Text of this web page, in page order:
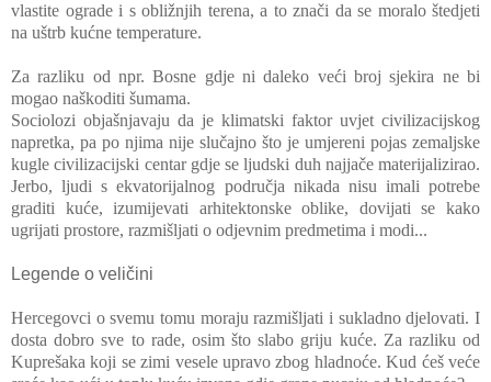
vlastite ograde i s obližnjih terena, a to znači da se moralo štedjeti
na uštrb kućne temperature.
Za razliku od npr. Bosne gdje ni daleko veći broj sjekira ne bi
mogao naškoditi šumama.
Sociolozi objašnjavaju da je klimatski faktor uvjet civilizacijskog
napretka, pa po njima nije slučajno što je umjereni pojas zemaljske
kugle civilizacijski centar gdje se ljudski duh najjače materijalizirao.
Jerbo, ljudi s ekvatorijalnog područja nikada nisu imali potrebe
graditi kuće, izumijevati arhitektonske oblike, dovijati se kako
ugrijati prostore, razmišljati o odjevnim predmetima i modi...
Legende o veličini
Hercegovci o svemu tomu moraju razmišljati i sukladno djelovati. I
dosta dobro sve to rade, osim što slabo griju kuće. Za razliku od
Kuprešaka koji se zimi vesele upravo zbog hladnoće. Kud ćeš veće